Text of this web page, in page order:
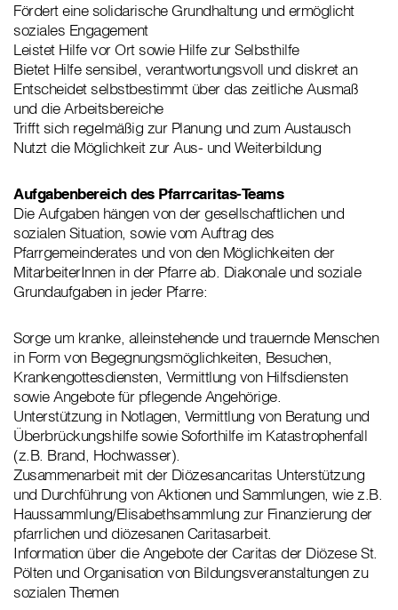
Fördert eine solidarische Grundhaltung und ermöglicht
soziales Engagement
Leistet Hilfe vor Ort sowie Hilfe zur Selbsthilfe
Bietet Hilfe sensibel, verantwortungsvoll und diskret an
Entscheidet selbstbestimmt über das zeitliche Ausmaß
und die Arbeitsbereiche
Trifft sich regelmäßig zur Planung und zum Austausch
Nutzt die Möglichkeit zur Aus- und Weiterbildung
Aufgabenbereich des Pfarrcaritas-Teams
Die Aufgaben hängen von der gesellschaftlichen und
sozialen Situation, sowie vom Auftrag des
Pfarrgemeinderates und von den Möglichkeiten der
MitarbeiterInnen in der Pfarre ab. Diakonale und soziale
Grundaufgaben in jeder Pfarre:
Sorge um kranke, alleinstehende und trauernde Menschen
in Form von Begegnungsmöglichkeiten, Besuchen,
Krankengottesdiensten, Vermittlung von Hilfsdiensten
sowie Angebote für pflegende Angehörige.
Unterstützung in Notlagen, Vermittlung von Beratung und
Überbrückungshilfe sowie Soforthilfe im Katastrophenfall
(z.B. Brand, Hochwasser).
Zusammenarbeit mit der Diözesancaritas Unterstützung
und Durchführung von Aktionen und Sammlungen, wie z.B.
Haussammlung/Elisabethsammlung zur Finanzierung der
pfarrlichen und diözesanen Caritasarbeit.
Information über die Angebote der Caritas der Diözese St.
Pölten und Organisation von Bildungsveranstaltungen zu
sozialen Themen